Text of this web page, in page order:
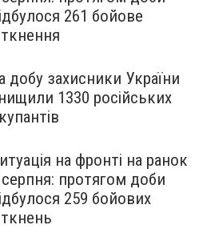
261 бойове
добу захисники України
1330 російських
на фронті на ранок
протягом доби
259 бойових